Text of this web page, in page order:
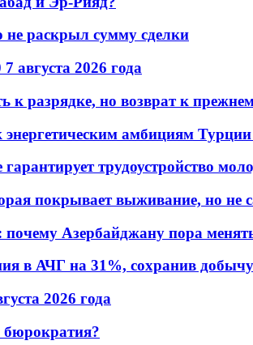
не раскрыл сумму сделки
августа 2026 года
разрядке, но возврат к
амбициям
трудоустройство
покрывает выживание, но не
Азербайджану пора
в АЧГ на 31%, сохранив
2026 года
бюрократия?